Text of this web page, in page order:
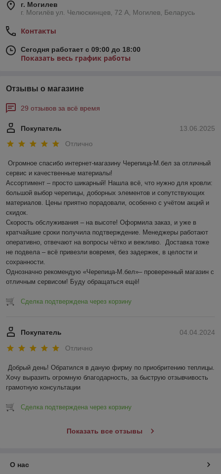
г. Могилев
г. Могилёв ул. Челюскинцев, 72 А, Могилев, Беларусь
Контакты
Сегодня работает с 09:00 до 18:00
Показать весь график работы
Отзывы о магазине
29 отзывов за всё время
13.06.2025
Покупатель
Отлично
Огромное спасибо интернет-магазину Черепица-М.бел за отличный
сервис и качественные материалы!
Ассортимент – просто шикарный! Нашла всё, что нужно для кровли:
большой выбор черепицы, доборных элементов и сопутствующих
материалов. Цены приятно порадовали, особенно с учётом акций и
скидок.
Скорость обслуживания – на высоте! Оформила заказ, и уже в
кратчайшие сроки получила подтверждение. Менеджеры работают
оперативно, отвечают на вопросы чётко и вежливо.  Доставка тоже
не подвела – всё привезли вовремя, без задержек, в целости и
сохранности.
Однозначно рекомендую «Черепица-М.бел»– проверенный магазин с
отличным сервисом! Буду обращаться ещё!
Сделка подтверждена через корзину
04.04.2024
Покупатель
Отлично
Добрый день! Обратился в даную фирму по приобритению теплицы.
Хочу выразить огромную благодарность, за быструю отзывчивость
грамотную консультации
Сделка подтверждена через корзину
Показать все отзывы
О нас